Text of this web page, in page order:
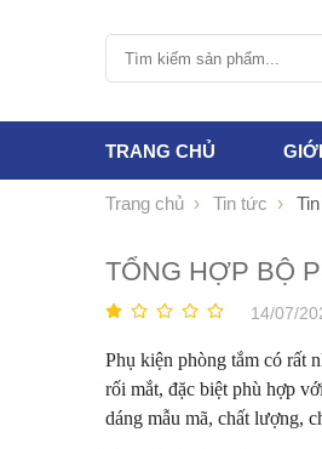
TRANG CHỦ
Trang chủ Tin tức
TỔNG HỢP BỘ
14/07/
Phụ kiện phòng tắm có rất
rối mắt, đặc biệt phù hợp
dáng mẫu mã, chất lượng,